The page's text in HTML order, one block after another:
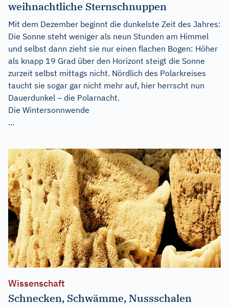
weihnachtliche Sternschnuppen
Mit dem Dezember beginnt die dunkelste Zeit des Jahres:
Die Sonne steht weniger als neun Stunden am Himmel
und selbst dann zieht sie nur einen flachen Bogen: Höher
als knapp 19 Grad über den Horizont steigt die Sonne
zurzeit selbst mittags nicht. Nördlich des Polarkreises
taucht sie sogar gar nicht mehr auf, hier herrscht nun
Dauerdunkel – die Polarnacht.
Die Wintersonnwende
...
Wissenschaft
Schnecken, Schwämme, Nussschalen